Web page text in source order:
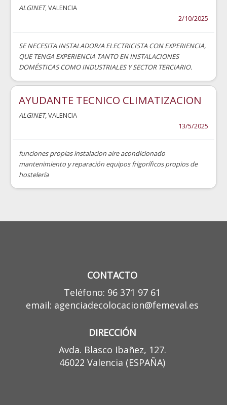
ALGINET, VALENCIA
2/10/2025
SE NECESITA INSTALADOR/A ELECTRICISTA CON EXPERIENCIA,
QUE TENGA EXPERIENCIA TANTO EN INSTALACIONES
DOMÉSTICAS COMO INDUSTRIALES Y SECTOR TERCIARIO.
AYUDANTE TECNICO CLIMATIZACION
ALGINET, VALENCIA
13/5/2025
funciones propias instalacion aire acondicionado
mantenimiento y reparación equipos frigoríficos propios de
hostelería
CONTACTO
Teléfono: 96 371 97 61
email: agenciadecolocacion@femeval.es
DIRECCIÓN
Avda. Blasco Ibañez, 127.
46022 Valencia (ESPAÑA)